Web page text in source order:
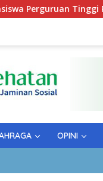
Tinggi Pesantren
OPINI